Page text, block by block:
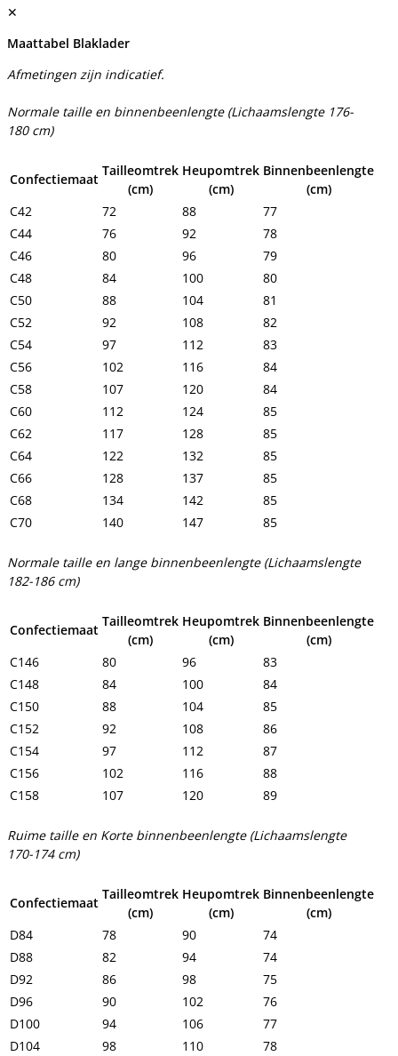
✕
Maattabel Blaklader
Afmetingen zijn indicatief.
Normale taille en binnenbeenlengte (Lichaamslengte 176-
180 cm)
Confectiemaat
Tailleomtrek
(cm)
Heupomtrek
(cm)
Binnenbeenlengte
(cm)
C42
72 88
77
C44
76 92
78
C46
80 96
79
C48
84 100
80
C50
88 104
81
C52
92 108
82
C54
97 112
83
C56
102 116
84
C58
107 120
84
C60
112 124
85
C62
117 128
85
C64
122 132
85
C66
128 137
85
C68
134 142
85
C70
140 147 85
Normale taille en lange binnenbeenlengte (Lichaamslengte
182-186 cm)
Confectiemaat
Tailleomtrek
(cm)
Heupomtrek
(cm)
Binnenbeenlengte
(cm)
C146
80 96
83
C148
84 100
84
C150
88 104
85
C152
92 108
86
C154
97 112
87
C156
102 116
88
C158
107 120 89
Ruime taille en Korte binnenbeenlengte (Lichaamslengte
170-174 cm)
Confectiemaat
Tailleomtrek
(cm)
Heupomtrek
(cm)
Binnenbeenlengte
(cm)
D84
78 90
74
D88
82 94
74
D92
86 98
75
D96
90 102
76
D100
94 106
77
D104
98 110
78